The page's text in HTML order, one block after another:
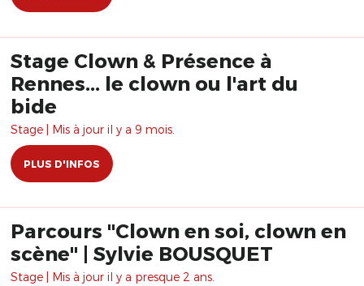
Stage Clown & Présence à
Rennes... le clown ou l'art du
bide
Stage | Mis à jour il y a 9 mois.
PLUS D'INFOS
Parcours "Clown en soi, clown en
scène" | Sylvie BOUSQUET
Stage | Mis à jour il y a presque 2 ans.